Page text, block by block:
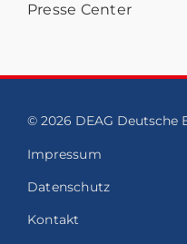
Presse Center
© 2026 DEAG Deutsche
Impressum
Datenschutz
Kontakt